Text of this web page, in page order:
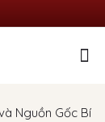
Nguồn Gốc Bí